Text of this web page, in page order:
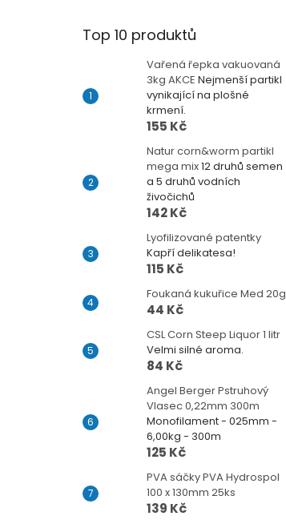
Top 10 produktů
Vařená řepka vakuovaná
3kg AKCE Nejmenší partikl
vynikající na plošné
krmení.
155 Kč
Natur corn&worm partikl
mega mix12 druhů semen
a 5 druhů vodních
živočichů
142 Kč
Lyofilizované patentky
Kapří delikatesa!
115 Kč
Foukaná kukuřice Med 20g
44 Kč
CSL Corn Steep Liquor 1 litr
Velmi silné aroma.
84 Kč
Angel Berger Pstruhový
Vlasec 0,22mm 300m
Monofilament - 025mm -
6,00kg - 300m
125 Kč
PVA sáčky PVA Hydrospol
100 x 130mm 25ks
139 Kč